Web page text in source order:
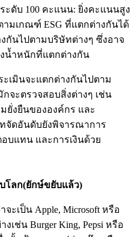
ะดับ 100 คะแนน: ยิ่งคะแนนสูง
ามเกณฑ์ ESG ที่แตกต่างกันได้
กันไปตามบริษัทต่างๆ ซึ่งอาจ
น้ำหนักที่แตกต่างกัน
เมินจะแตกต่างกันไปตาม
จะตรวจสอบสิ่งต่างๆ เช่น
ยั่งยืนขององค์กร และ
จัดอันดับยังพิจารณาการ
บแทน และการเงินด้วย
โลก(ยักษ์ขยับแล้ว)
ะเป็น Apple, Microsoft หรือ
เช่น Burger King, Pepsi หรือ